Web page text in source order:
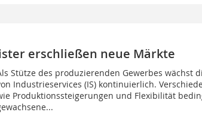
erschließen neue Märkte
Stütze des produzierenden Gewerbes wächst
Industrieservices (IS) kontinuierlich.
Produktionssteigerungen und Flexibilität